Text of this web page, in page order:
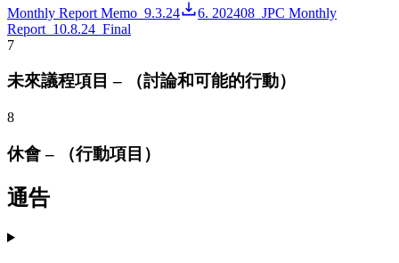
Monthly Report Memo_9.3.24
6. 202408_JPC Monthly
Report_10.8.24_Final
7
未來議程項目 – （討論和可能的行動）
8
休會 – （行動項目）
通告